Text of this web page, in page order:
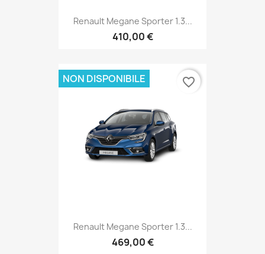
Renault Megane Sporter 1.3...
410,00 €
Renault Megane Sporter 1.3...
469,00 €
NON DISPONIBILE favorite_border